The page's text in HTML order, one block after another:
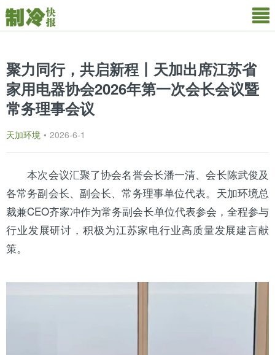
聚力同行，共启新程丨天加出席江苏省
家用电器协会2026年第一次会长会议暨
常务理事会议
天加环境 • 2026-6-1
本次会议汇聚了协会名誉会长潘一清、会长陈武俊及
各常务副会长、副会长、常务理事单位代表。 天加环境总
裁兼CEO齐家冲作为常务副会长单位代表参会，全程参与
行业发展研讨，积极为江苏家电行业高质量发展建言献
策。